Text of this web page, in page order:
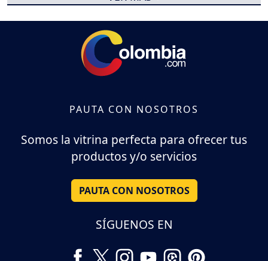
PAUTA CON NOSOTROS
Somos la vitrina perfecta para ofrecer tus
productos y/o servicios
PAUTA CON NOSOTROS
SÍGUENOS EN